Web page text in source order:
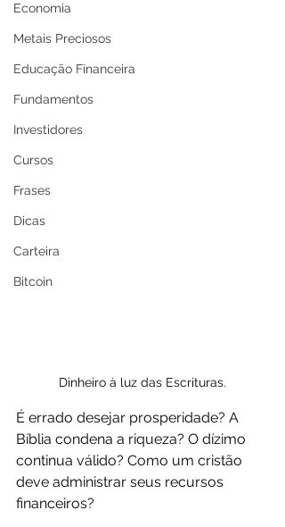
Economia
Metais Preciosos
Educação Financeira
Fundamentos
Investidores
Cursos
Frases
Dicas
Carteira
Bitcoin
Dinheiro à luz das Escrituras.
É errado desejar prosperidade? A
Bíblia condena a riqueza? O dízimo
continua válido? Como um cristão
deve administrar seus recursos
financeiros?